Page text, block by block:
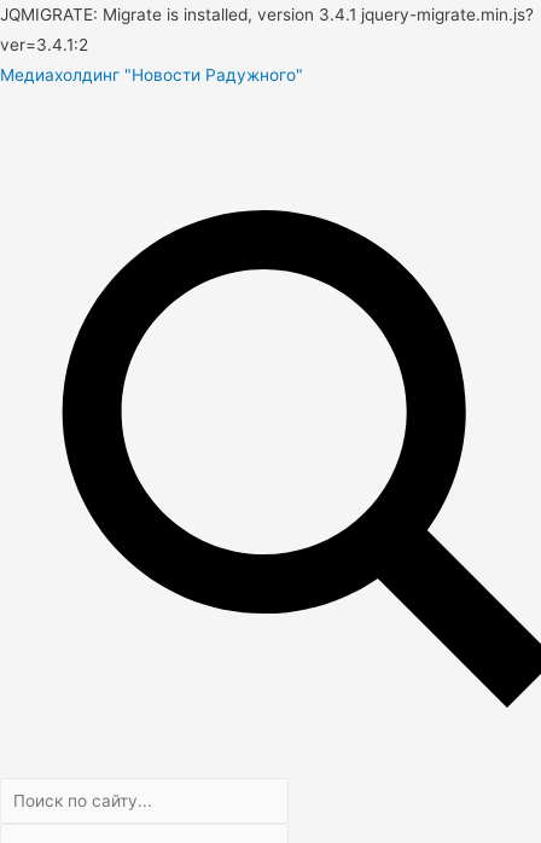
JQMIGRATE: Migrate is installed, version 3.4.1 jquery-migrate.min.js?
ver=3.4.1:2
Медиахолдинг "Новости Радужного"